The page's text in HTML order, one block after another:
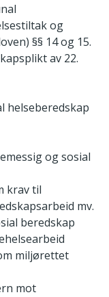
og
§§ 14 og 15.
av 22.
helseberedskap
og sosial
krav til
mv.
beredskap
miljørettet
mot